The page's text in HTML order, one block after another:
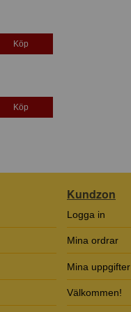
Köp
Köp
Kundzon
Logga in
Mina ordrar
Mina uppgifter
Välkommen!